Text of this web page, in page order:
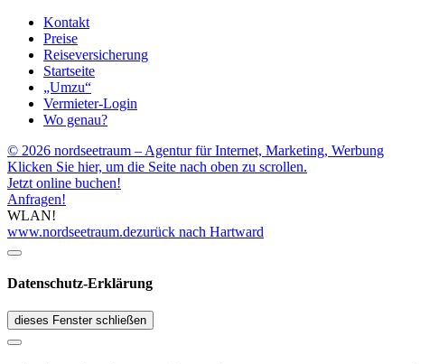
Kontakt
Preise
Reiseversicherung
Startseite
„Umzu“
Vermieter-Login
Wo genau?
© 2026 nordseetraum – Agentur für Internet, Marketing, Werbung
Klicken Sie hier, um die Seite nach oben zu scrollen.
Jetzt online buchen!
Anfragen!
WLAN!
www.nordseetraum.dezurück nach Hartward
Datenschutz-Erklärung
dieses Fenster schließen